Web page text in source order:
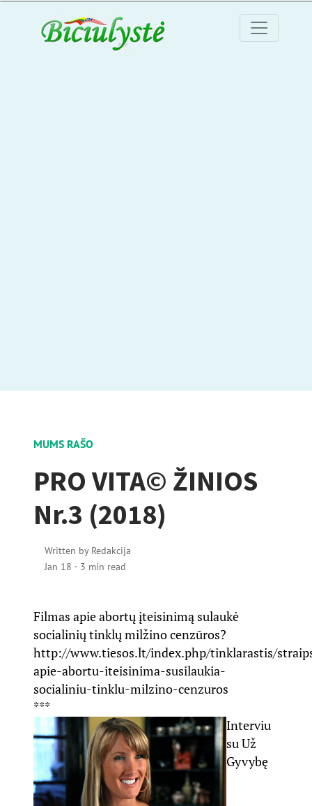
MUMS RAŠO
PRO VITA© ŽINIOS
Nr.3 (2018)
Written by Redakcija
Jan 18 · 3 min read
Filmas apie abortų įteisinimą sulaukė
socialinių tinklų milžino cenzūros?
http://www.tiesos.lt/index.php/tinklarastis/
apie-abortu-iteisinima-susilaukia-
socialiniu-tinklu-milzino-cenzuros
***
Interviu
su Už
Gyvybę